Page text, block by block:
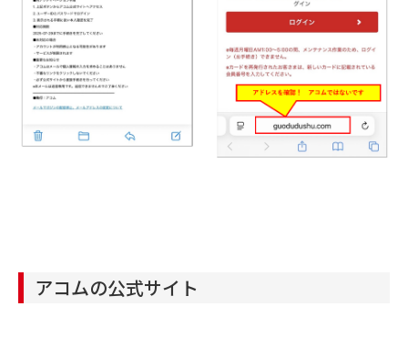
アコムの公式サイト